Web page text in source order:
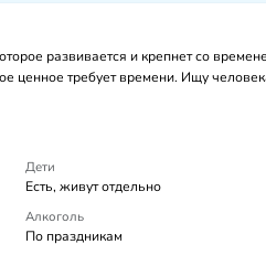
развивается и крепнет со
ценное требует времени. Ищу
Дети
Есть, живут отдельно
Алкоголь
По праздникам